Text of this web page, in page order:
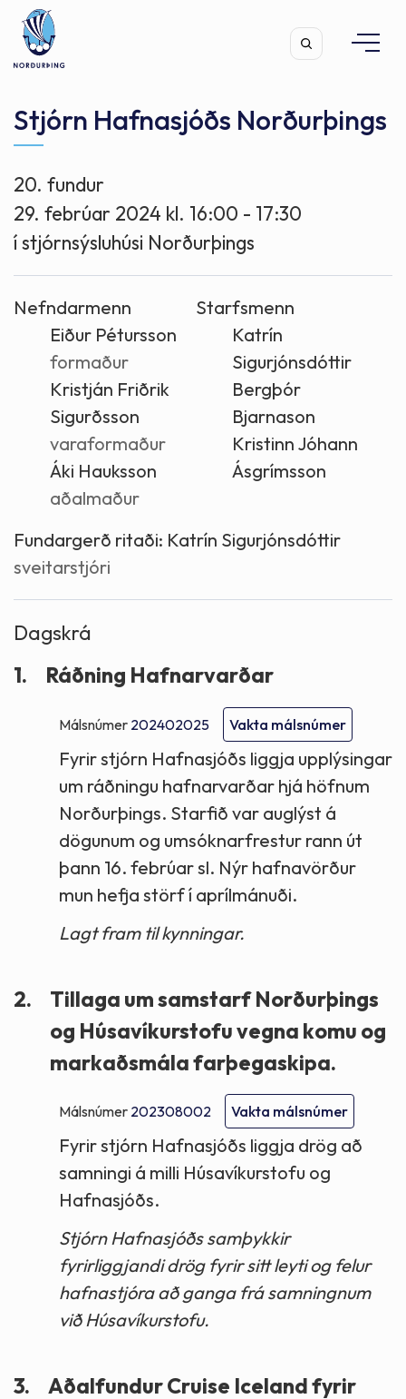
Leita
Stjórn Hafnasjóðs Norðurþings
20. fundur
29. febrúar 2024 kl. 16:00 - 17:30
í stjórnsýsluhúsi Norðurþings
Nefndarmenn
Eiður Pétursson
formaður
Kristján Friðrik
Sigurðsson
varaformaður
Áki Hauksson
aðalmaður
Starfsmenn
Katrín
Sigurjónsdóttir
Bergþór
Bjarnason
Kristinn Jóhann
Ásgrímsson
Fundargerð ritaði: Katrín Sigurjónsdóttir
sveitarstjóri
Dagskrá
1. Ráðning Hafnarvarðar
Málsnúmer 202402025 Vakta málsnúmer
Fyrir stjórn Hafnasjóðs liggja upplýsingar
um ráðningu hafnarvarðar hjá höfnum
Norðurþings. Starfið var auglýst á
dögunum og umsóknarfrestur rann út
þann 16. febrúar sl. Nýr hafnavörður
mun hefja störf í aprílmánuði.
Lagt fram til kynningar.
2.
Tillaga um samstarf Norðurþings
og Húsavíkurstofu vegna komu og
markaðsmála farþegaskipa.
Málsnúmer 202308002 Vakta málsnúmer
Fyrir stjórn Hafnasjóðs liggja drög að
samningi á milli Húsavíkurstofu og
Hafnasjóðs.
Stjórn Hafnasjóðs samþykkir
fyrirliggjandi drög fyrir sitt leyti og felur
hafnastjóra að ganga frá samningnum
við Húsavíkurstofu.
3.
Aðalfundur Cruise Iceland fyrir